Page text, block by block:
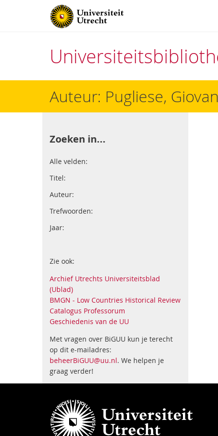
Auteur: Pugliese,
Zoeken in...
Alle velden:
Titel:
Auteur:
Trefwoorden:
Jaar:
Zie ook:
Archief Utrechts Universiteitsblad
(Ublad)
BMGN - Low Countries Historical Review
Catalogus Professorum
Geschiedenis van de UU
Met vragen over BiGUU kun je terecht
op dit e-mailadres:
beheerBiGUU@uu.nl. We helpen je
graag verder!